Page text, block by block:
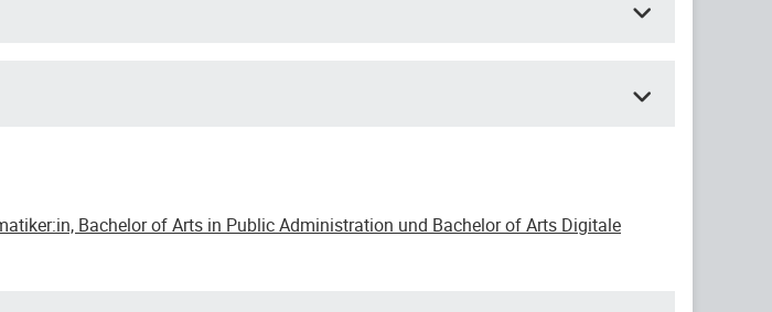
Bachelor of Arts in Public Administration und Bachelor of Arts Digitale